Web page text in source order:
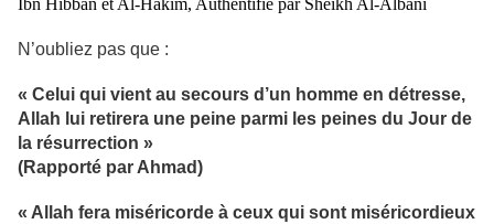
Ibn Hibban et Al-Hakim, Authentifié par Sheikh Al-Albani
N’oubliez pas que :
« Celui qui vient au secours d’un homme en détresse,
Allah lui retirera une peine parmi les peines du Jour de
la résurrection »
(Rapporté par Ahmad)
« Allah fera miséricorde à ceux qui sont miséricordieux